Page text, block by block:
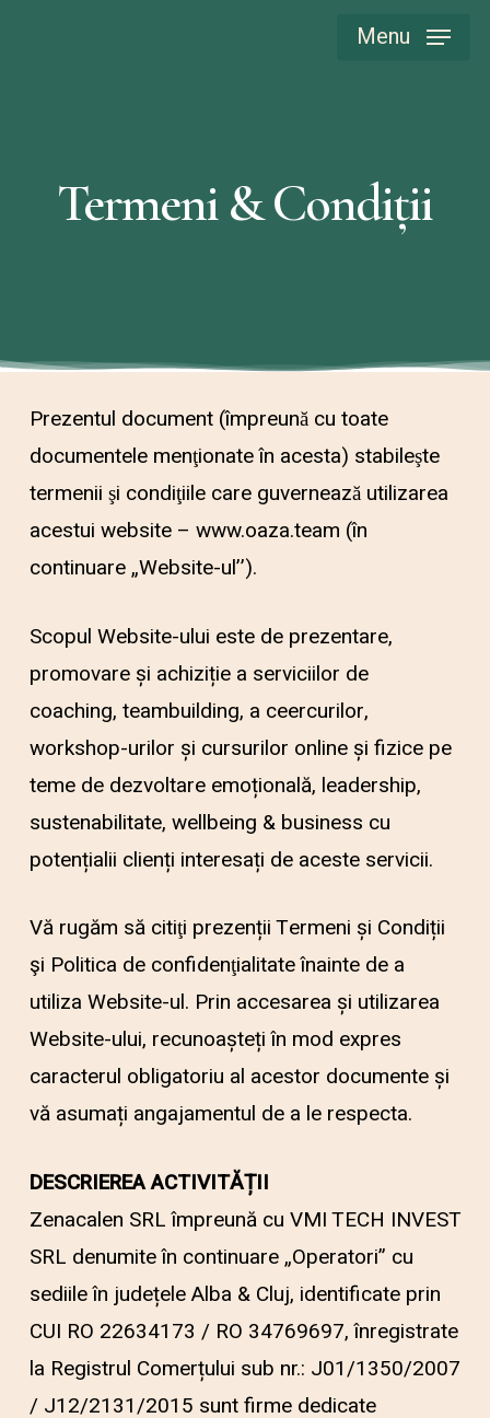
Menu
Termeni & Condiții
Prezentul document (împreună cu toate
documentele menţionate în acesta) stabileşte
termenii şi condiţiile care guvernează utilizarea
acestui website – www.oaza.team (în
continuare „Website-ul’’).
Scopul Website-ului este de prezentare,
promovare și achiziție a serviciilor de
coaching, teambuilding, a ceercurilor,
workshop-urilor și cursurilor online și fizice pe
teme de dezvoltare emoțională, leadership,
sustenabilitate, wellbeing & business cu
potențialii clienți interesați de aceste servicii.
Vă rugăm să citiţi prezenții Termeni și Condiții
şi Politica de confidenţialitate înainte de a
utiliza Website-ul. Prin accesarea și utilizarea
Website-ului, recunoașteți în mod expres
caracterul obligatoriu al acestor documente și
vă asumați angajamentul de a le respecta.
DESCRIEREA ACTIVITĂȚII
Zenacalen SRL împreună cu VMI TECH INVEST
SRL denumite în continuare „Operatori” cu
sediile în județele Alba & Cluj, identificate prin
CUI RO 22634173 / RO 34769697, înregistrate
la Registrul Comerțului sub nr.: J01/1350/2007
/ J12/2131/2015 sunt firme dedicate